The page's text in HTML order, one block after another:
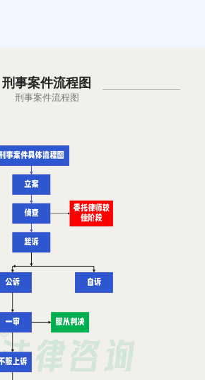
刑事案件流程图
刑事案件流程图